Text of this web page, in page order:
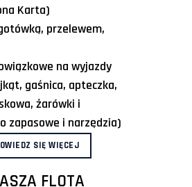
Karta)
przelewem,
na wyjazdy
gaśnica, apteczka,
żarówki i
zapasowe i narzędzia)
SIĘ WIĘCEJ
FLOTA